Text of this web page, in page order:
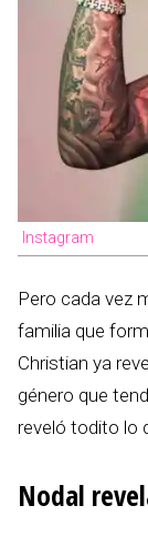
Instagram
Pero cada vez
familia que
Christian ya
género que
reveló todito lo
Nodal